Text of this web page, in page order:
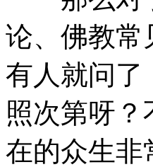
论、佛教常
有人就问了
照次第呀
在的众生非